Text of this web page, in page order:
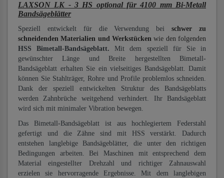
LAXSON LK - 3 HS optional für 4100 mm Bi-Metall
Bandsägeblätter
Speziell entwickelt für die Verwendung beischwer zu
schneidenden Materialien und Werkstücken wie den folgenden
HSS Bimetall-Bandsägeblatt. Mit dem speziell für Sie in
gewünschter Länge und Breite hergestellten Bimetall-
Bandsägeblatt erhalten Sie ein vielseitiges Bandsägeblatt. Damit
können Sie Stahlträger, Rohre und Profile problemlos schneiden.
Dank der speziell entwickelten Struktur des Bandsägeblatts
werden Zahnbrüche weitgehend verhindert. Ihr Bandsägeblatt
wird sich mit minimaler Vibration bewegen.
Das Bimetall-Bandsägeblatt ist aus hochlegiertem Federstahl
gefertigt und die Zähne sind mit HSS verstärkt. Dadurch
entstehen langlebige Bandsägeblätter, die unter den richtigen
Bedingungen arbeiten. Bei Maschinen mit entsprechend dem
Material eingestellter Drehzahl und richtiger Zahnauswahl
erzielen sie hervorragende Ergebnisse. Mit dem langlebigen